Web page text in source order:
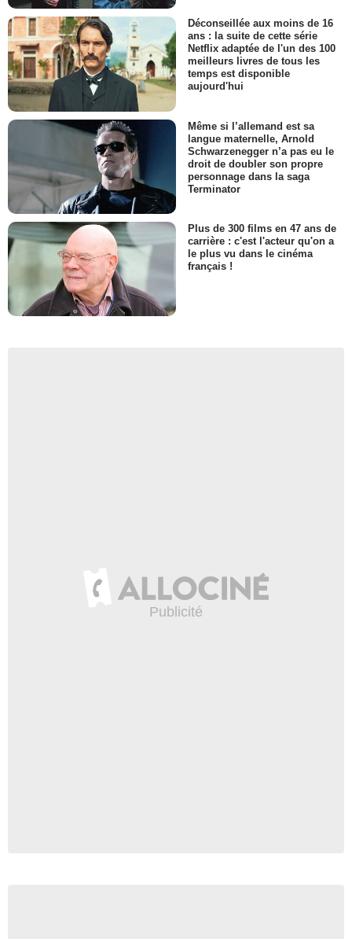
Déconseillée aux moins de 16
ans : la suite de cette série
Netflix adaptée de l'un des 100
meilleurs livres de tous les
temps est disponible
aujourd'hui
Même si l’allemand est sa
langue maternelle, Arnold
Schwarzenegger n’a pas eu le
droit de doubler son propre
personnage dans la saga
Terminator
Plus de 300 films en 47 ans de
carrière : c'est l'acteur qu'on a
le plus vu dans le cinéma
français !